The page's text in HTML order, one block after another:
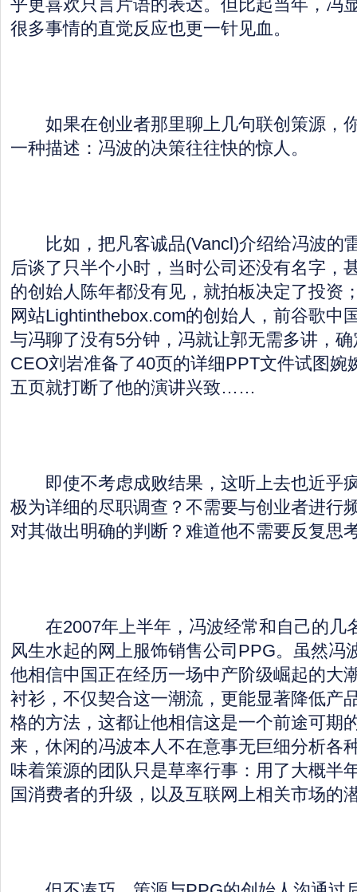
乎更喜欢只言片语的表达。但比起当年，冯
很多事情的直觉反应也更一针见血。
如果在创业者那里聊上几句联创策源，
一种描述：冯波的决策往往快的惊人。
比如，把凡客诚品(Vancl)介绍给冯波的
后谈了只半个小时，当时公司还没有名字，
的创始人陈年都没有见，就拍板决定了投资
网站Lightinthebox.com的创始人，前谷歌中
与冯聊了没有5分钟，冯就让郭无需多讲，
CEO刘岩准备了40页的详细PPT文件试图婉
五页就打断了他的演讲兴致……
即使不考虑成败结果，这听上去也近乎
极为详细的尽职调查？不需要与创业者进行
对其做出明确的判断？难道他不需要反复思
在2007年上半年，冯波经常和自己的几
风生水起的网上服饰销售公司PPG。虽然冯
他相信中国正在经历一场中产阶级崛起的大
衬衫，不仅契合这一潮流，更能显著降低产
格的方法，这都让他相信这是一个前途可期
来，休闲的冯波本人不在意事无巨细分析各
味着策源的团队只是草率行事：用了大概半
国消费者的升级，以及互联网上相关市场的